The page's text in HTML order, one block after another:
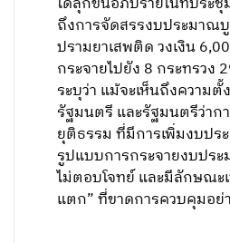
ถึงการจัดสรรงบประมาณ
ปรามยาเสพติด วงเงิน
กระจายไปยัง 8 กระทรวง
ระบุว่า แม้จะเห็นถึงความตั้
รัฐมนตรี และรัฐมนตรีว่าก
ยุติธรรม ที่มีการเพิ่มงบปร
รูปแบบการกระจายงบปร
ไม่ตอบโจทย์ และมีลักษณะ
แตก” ที่ขาดการควบคุมอย่